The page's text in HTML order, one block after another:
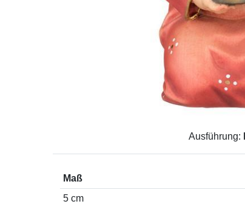
Ausführung:
Maß
5 cm